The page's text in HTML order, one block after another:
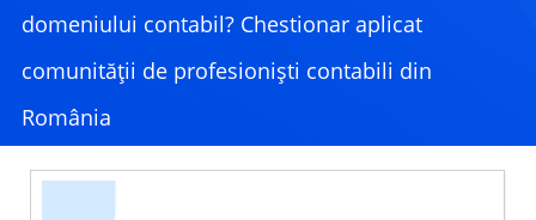
domeniului contabil? Chestionar aplicat
comunității de profesioniști contabili din
România